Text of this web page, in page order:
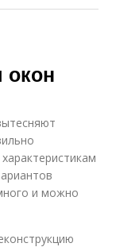
и можно